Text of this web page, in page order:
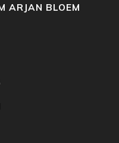
ARJAN BLOEM